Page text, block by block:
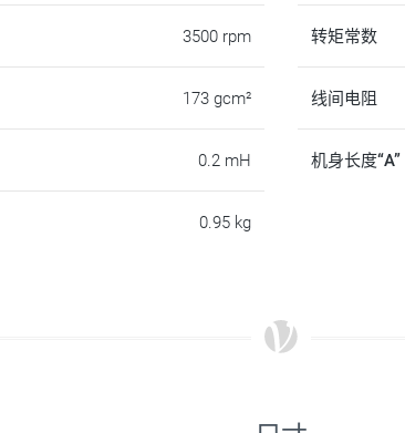
3500 rpm
173 gcm²
0.2 mH
0.95 kg
转矩常数
线间电阻
机身长度“A”